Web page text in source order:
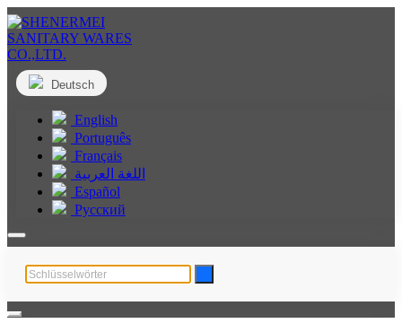
Deutsch
English
Português
Français
اللغة العربية
Español
Русский